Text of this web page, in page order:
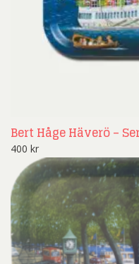
Bert Håge Häverö –
400 kr